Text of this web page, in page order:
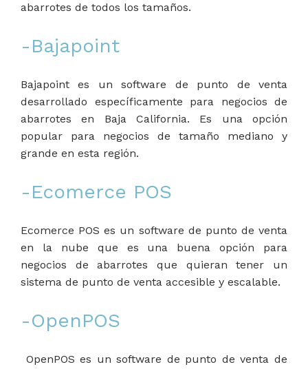
abarrotes de todos los tamaños.
-Bajapoint
Bajapoint es un software de punto de venta
desarrollado específicamente para negocios de
abarrotes en Baja California. Es una opción
popular para negocios de tamaño mediano y
grande en esta región.
-Ecomerce POS
Ecomerce POS es un software de punto de venta
en la nube que es una buena opción para
negocios de abarrotes que quieran tener un
sistema de punto de venta accesible y escalable.
-OpenPOS
OpenPOS es un software de punto de venta de